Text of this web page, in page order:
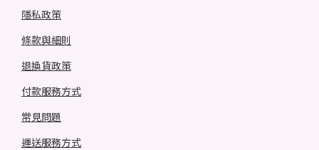
隱私政策
條款與細則
退換貨政策
付款服務方式
常見問題
運送服務方式